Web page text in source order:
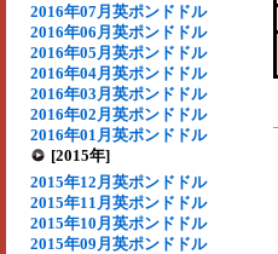
2016年07月英ポンドドル
2016年06月英ポンドドル
2016年05月英ポンドドル
2016年04月英ポンドドル
2016年03月英ポンドドル
2016年02月英ポンドドル
2016年01月英ポンドドル
[2015年]
2015年12月英ポンドドル
2015年11月英ポンドドル
2015年10月英ポンドドル
2015年09月英ポンドドル